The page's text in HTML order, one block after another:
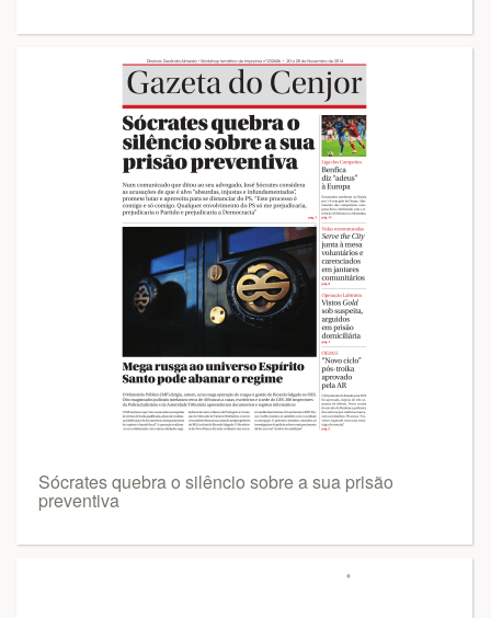
Sócrates quebra o silêncio sobre a sua prisão
preventiva